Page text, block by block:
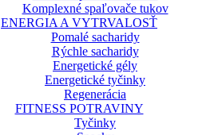
Komplexné spaľovače tukov
ENERGIA A VYTRVALOSŤ
Pomalé sacharidy
Rýchle sacharidy
Energetické gély
Energetické tyčinky
Regenerácia
FITNESS POTRAVINY
Tyčinky